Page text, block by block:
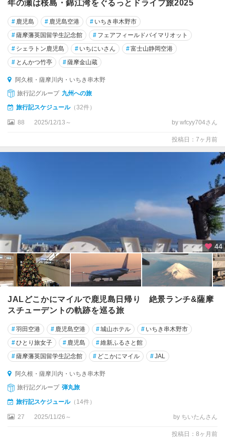
年の瀬は桜島・錦江湾をぐるっとドライブ旅2025
# 鹿児島 # 鹿児島空港 # いちき串木野市
#薩摩藩英国留学生記念館 # フェアフィールドバイマリオット
# シェラトン鹿児島 # いちにいさん #富士山静岡空港
# とんかつ竹亭 #薩摩金山蔵
阿久根・薩摩川内・いちき串木野
旅行記グループ 九州への旅
旅行記スケジュール（32件）
88 2025/12/13～ by wfcyy704さん
投稿日：7ヶ月前
44
JALどこかにマイルで鹿児島日帰り 絶景ランチ&薩摩
スチューデントの軌跡を巡る旅
#羽田空港 # 鹿児島空港 #城山ホテル # いちき串木野市
#ひとり旅女子 # 鹿児島 #維新ふるさと館
#薩摩藩英国留学生記念館 # どこかにマイル #JAL
阿久根・薩摩川内・いちき串木野
旅行記グループ 弾丸旅
旅行記スケジュール（14件）
27 2025/11/26～ by ちいたんさん
投稿日：8ヶ月前